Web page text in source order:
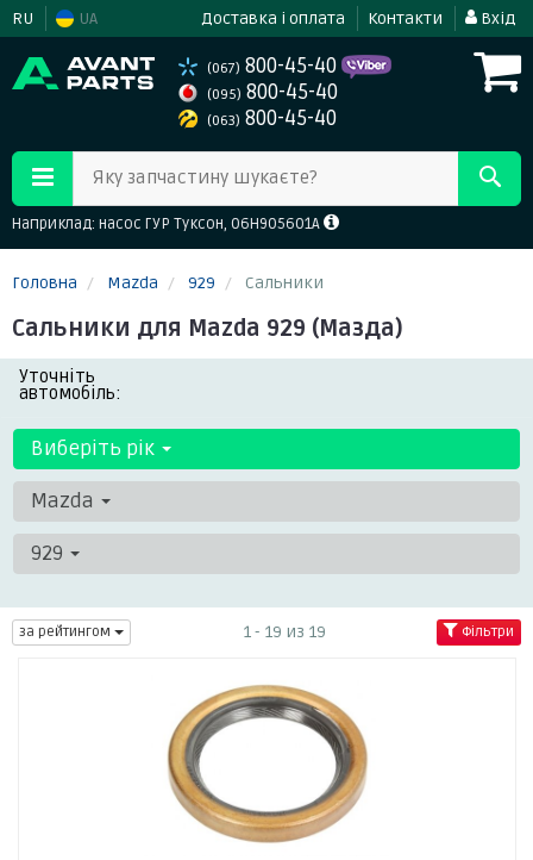
RU UA Доставка і оплата Контакти Вхід
(067) 800-45-40
(095) 800-45-40
(063) 800-45-40
Яку запчастину шукаєте?
Наприклад: насос ГУР Туксон, 06H905601A
Головна Mazda 929 Сальники
Сальники для Mazda 929 (Мазда)
Уточніть
автомобіль:
Виберіть рік
Mazda
929
за рейтингом 1 - 19 из 19 Фільтри